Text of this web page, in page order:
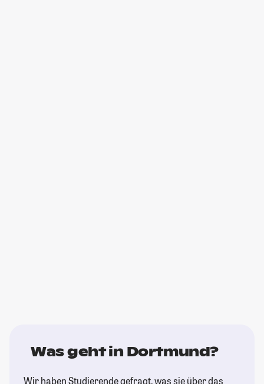
Was geht in Dortmund?
Wir haben Studierende gefragt, was sie über das